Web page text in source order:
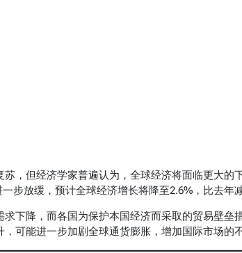
，但经济学家普遍认为，全球经济将面临更大的
步放缓，预计全球经济增长将降至2.6%，比去年
下降，而各国为保护本国经济而采取的贸易壁垒
可能进一步加剧全球通货膨胀，增加国际市场的不